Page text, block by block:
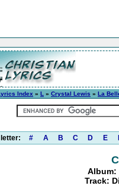
Index » L » Crystal Lewis » La
# A B C D E
Album:
Track: